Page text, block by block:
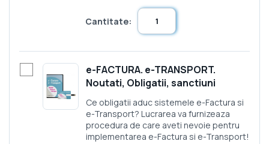
Cantitate:
e-FACTURA. e-TRANSPORT.
Noutati, Obligatii, sanctiuni
Ce obligatii aduc sistemele e-Factura si
e-Transport? Lucrarea va furnizeaza
procedura de care aveti nevoie pentru
implementarea e-Factura si e-Transport!